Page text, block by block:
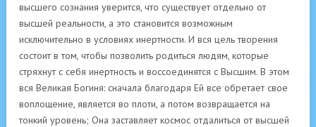
высшего сознания уверится, что существует отдельно от
высшей реальности, а это становится возможным
исключительно в условиях инертности. И вся цель творения
состоит в том, чтобы позволить родиться людям, которые
стряхнут с себя инертность и воссоединятся с Высшим. В этом
вся Великая Богиня: сначала благодаря Ей все обретает свое
воплощение, является во плоти, а потом возвращается на
тонкий уровень; Она заставляет космос отдалиться от высшей